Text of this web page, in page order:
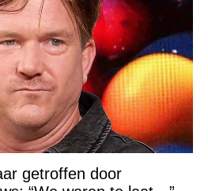
getroffen door